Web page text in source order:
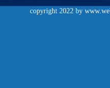
copyright 2022 by